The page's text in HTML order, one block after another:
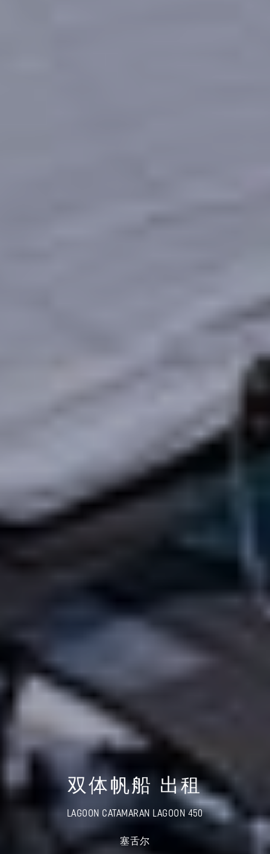
双体帆船 出租
LAGOON CATAMARAN LAGOON 450
塞舌尔